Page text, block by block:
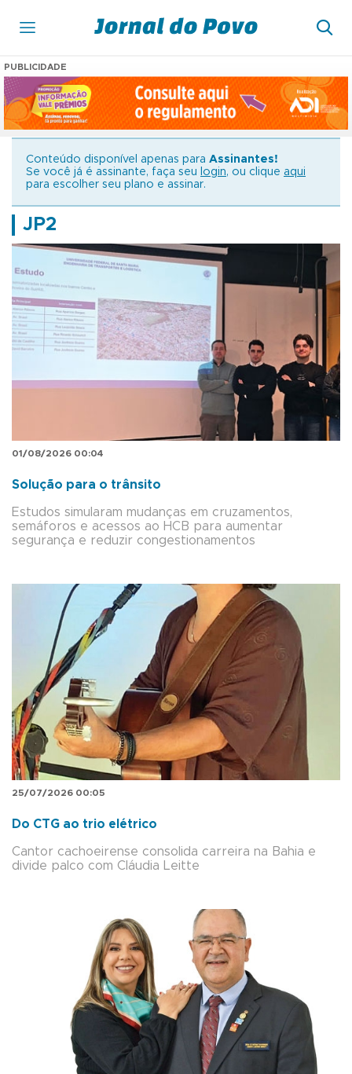
PUBLICIDADE
Conteúdo disponível apenas para Assinantes!
Se você já é assinante, faça seu
login, ou clique aqui
para escolher seu plano e assinar.
JP2
01/08/2026 00:04
Solução para o trânsito
Estudos simularam mudanças em cruzamentos,
semáforos e acessos ao HCB para aumentar
segurança e reduzir congestionamentos
25/07/2026 00:05
Do CTG ao trio elétrico
Cantor cachoeirense consolida carreira na Bahia e
divide palco com Cláudia Leitte